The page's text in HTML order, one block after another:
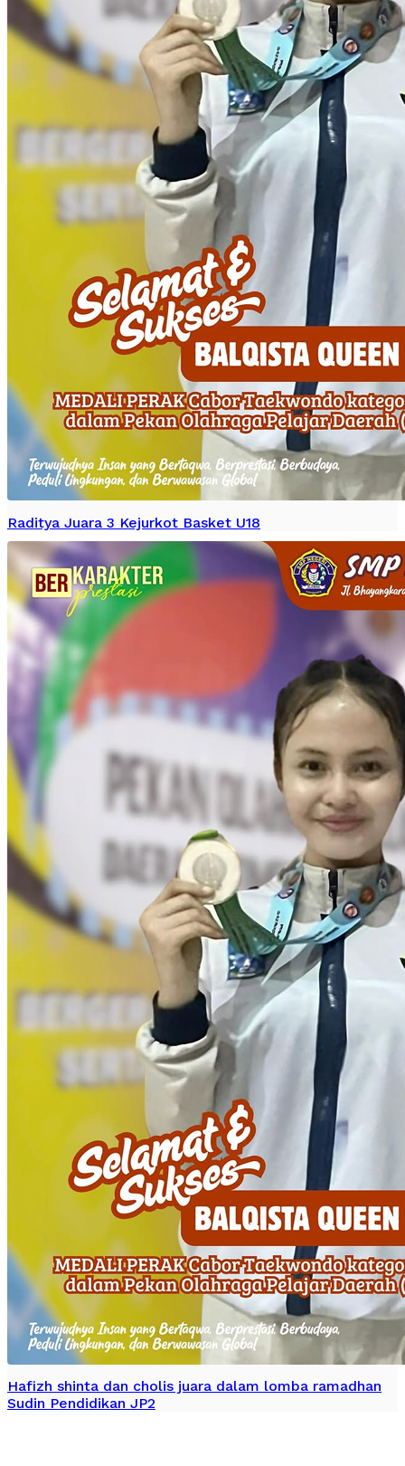
Raditya Juara 3 Kejurkot Basket U18
Hafizh shinta dan cholis juara dalam lomba ramadhan
Sudin Pendidikan JP2